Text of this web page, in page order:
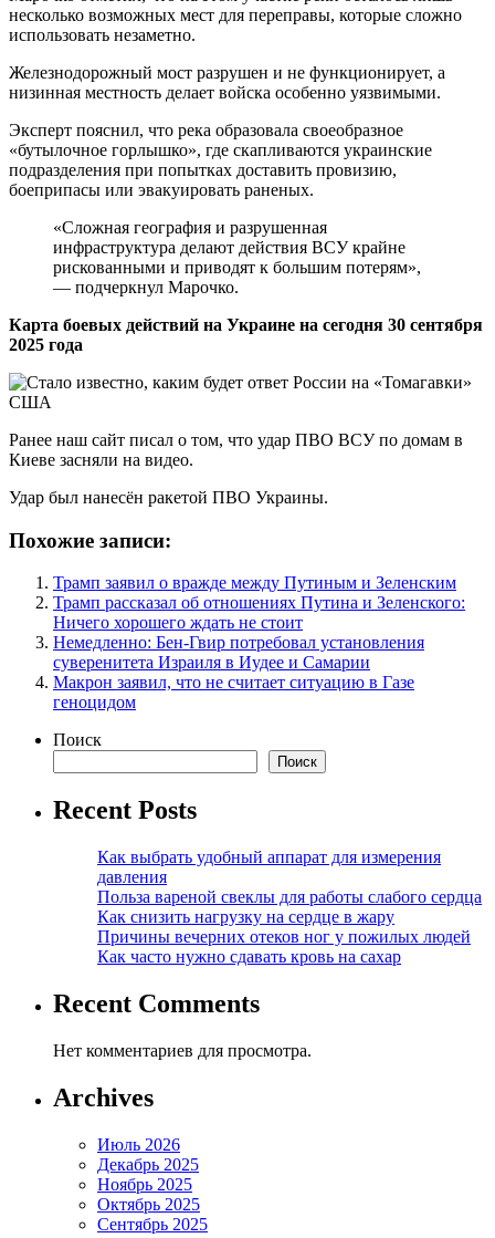
несколько возможных мест для переправы, которые сложно
использовать незаметно.
Железнодорожный мост разрушен и не функционирует, а
низинная местность делает войска особенно уязвимыми.
Эксперт пояснил, что река образовала своеобразное
«бутылочное горлышко», где скапливаются украинские
подразделения при попытках доставить провизию,
боеприпасы или эвакуировать раненых.
«Сложная география и разрушенная
инфраструктура делают действия ВСУ крайне
рискованными и приводят к большим потерям»,
— подчеркнул Марочко.
Карта боевых действий на Украине на сегодня 30 сентября
2025 года
Ранее наш сайт писал о том, что удар ПВО ВСУ по домам в
Киеве засняли на видео.
Удар был нанесён ракетой ПВО Украины.
Похожие записи:
Трамп заявил о вражде между Путиным и Зеленским
Трамп рассказал об отношениях Путина и Зеленского:
Ничего хорошего ждать не стоит
Немедленно: Бен-Гвир потребовал установления
суверенитета Израиля в Иудее и Самарии
Макрон заявил, что не считает ситуацию в Газе
геноцидом
Поиск
Поиск
Recent Posts
Как выбрать удобный аппарат для измерения
давления
Польза вареной свеклы для работы слабого сердца
Как снизить нагрузку на сердце в жару
Причины вечерних отеков ног у пожилых людей
Как часто нужно сдавать кровь на сахар
Recent Comments
Нет комментариев для просмотра.
Archives
Июль 2026
Декабрь 2025
Ноябрь 2025
Октябрь 2025
Сентябрь 2025